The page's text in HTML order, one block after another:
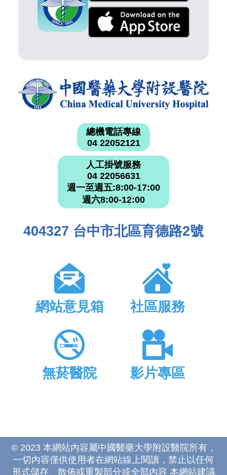
總機電話專線
04 22052121
人工掛號服務
04 22056631
週一至週五:8:00-17:00
週六8:00-12:00
404327 台中市北區育德路2號
網站意見箱 社區服務
無菸醫院 影片專區
© 2023 本網站內容屬中國醫藥大學附設醫院所有，
一切內容僅供使用者在網站線上閱讀，禁止以任何
形式儲存、散佈或重製部分或全部內容 本網站建議